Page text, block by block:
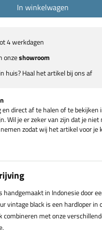
In winkelwagen
4 werkdagen
onzeshowroom
in huis? Haal het artikel bij ons af
direct af te halen of te bekijken
Wil je er zeker van zijn dat je niet
zodat wij het artikel voor je
handgemaakt in Indonesie door
vintage black is een hardloper in
combineren met onze